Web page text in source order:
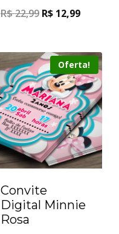
R$22,99 R$ 12,99
Oferta!
Convite
Digital Minnie
Rosa